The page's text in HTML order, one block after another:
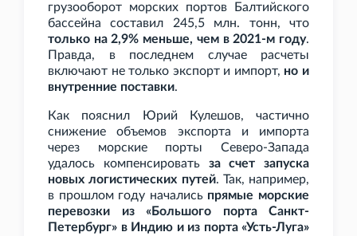
грузооборот морских портов Балтийского
бассейна составил 245,5
млн. тонн, что
только на 2,9% меньше, чем в 2021-м году.
Правда, в последнем случае расчеты
включают не только экспорт и импорт, но и
внутренние поставки.
Как пояснил Юрий Кулешов, частично
снижение объемов экспорта и импорта
через морские порты Северо-Запада
удалось компенсировать за счет запуска
новых логистических путей. Так, например,
в прошлом году начались прямые морские
перевозки из «Большого порта Санкт-
Петербург» в Индию и из порта «Усть-Луга»